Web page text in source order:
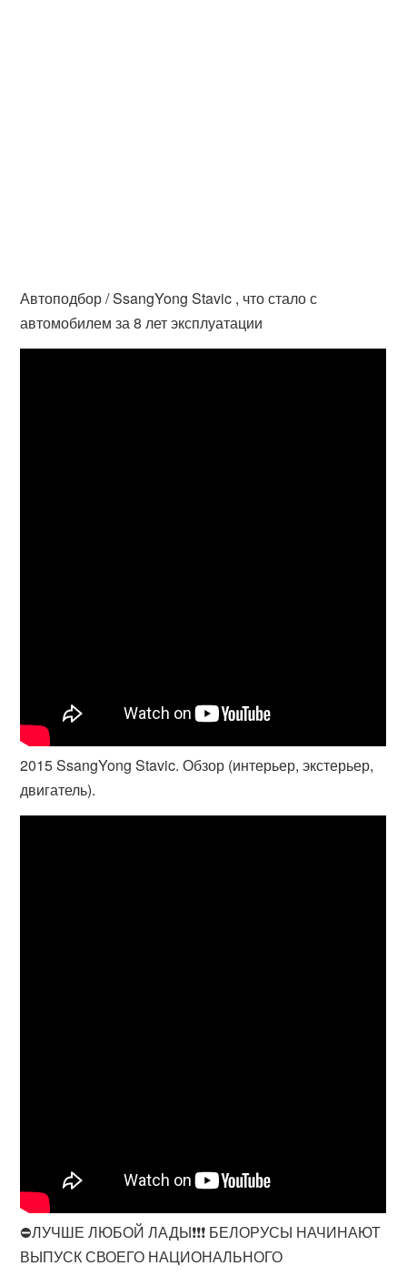
Автоподбор / SsangYong Stavic , что стало с
автомобилем за 8 лет эксплуатации
2015 SsangYong Stavic. Обзор (интерьер, экстерьер,
двигатель).
⛔️ЛУЧШЕ ЛЮБОЙ ЛАДЫ❗❗❗ БЕЛОРУСЫ НАЧИНАЮТ
ВЫПУСК СВОЕГО НАЦИОНАЛЬНОГО